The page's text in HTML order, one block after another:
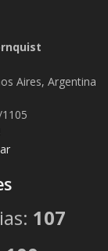
Aires, Argentina
107